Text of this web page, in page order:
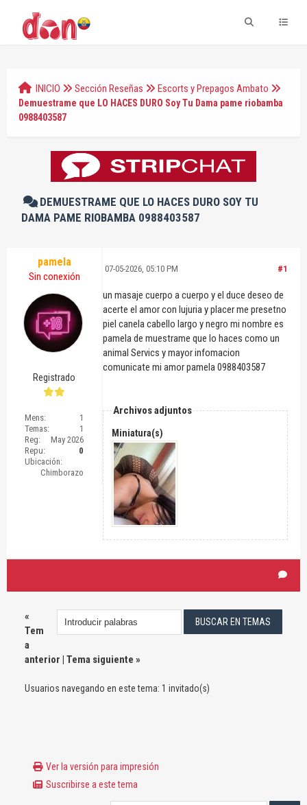
INICIO Sección Reseñas Escorts y Prepagos Ambato
Demuestrame que LO HACES DURO Soy Tu Dama pame riobamba
0988403587
DEMUESTRAME QUE LO HACES DURO SOY TU
DAMA PAME RIOBAMBA 0988403587
pamela
Sin conexión
Registrado
Mens:
1
Temas:
1
Reg:
May 2026
Repu:
0
Ubicación:
Chimborazo
#1
07-05-2026, 05:10 PM
un masaje cuerpo a cuerpo y el duce deseo de
acerte el amor con lujuria y placer me presetno
piel canela cabello largo y negro mi nombre es
pamela de muestrame que lo haces como un
animal Servics y mayor infomacion
comunicate mi amor pamela 0988403587
Archivos adjuntos
Miniatura(s)
«
Tem
a
anterior | Tema siguiente »
Usuarios navegando en este tema: 1 invitado(s)
Ver la versión para impresión
Suscribirse a este tema